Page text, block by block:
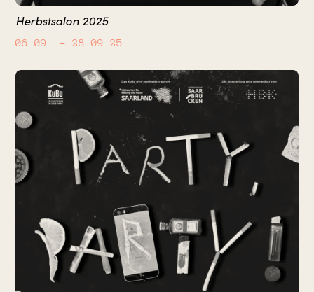
Herbstsalon 2025
06.09. – 28.09.25